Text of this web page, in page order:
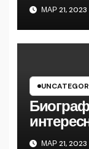
Андрея
до
МАР 21, 2023
и путь к
МАР 21, 2023